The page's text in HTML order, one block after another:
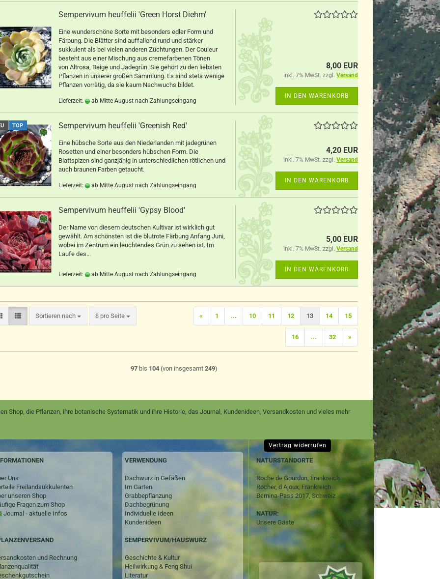
Sempervivum heuffelii 'Green Horst Diehm'
Eine wunderschöne Sorte mit besonders edler Form und
Färbung. Die Blätter sind auffallend rund und stärker
sukkulent als bei vielen anderen Züchtungen. Der Couleur
besteht aus einer Mischung aus cremefarbenen Tönen
von Altrosa, Beige und Jadegrün. Sie gehört zu den liebsten
Pflanzen in unserer großen Sammlung. Es sind stets wenige
Pflanzen vorrätig, da sie kaum Nachwuchs bildet.
Lieferzeit: ab Mitte August nach Zahlungseingang
8,00 EUR
inkl. 7% MwSt. zzgl. Versand
IN DEN WARENKORB
TOP Sempervivum heuffelii 'Greenish Red'
Eine hübsche Sorte aus den Niederlanden mit jadegrünen
Rosetten und einer besonders hübschen Form. Die
Blattspizen sind ganzjähig in unterschiedlichen rötlichen und
auch braunen Farben getaucht.
Lieferzeit: ab Mitte August nach Zahlungseingang
4,20 EUR
inkl. 7% MwSt. zzgl. Versand
IN DEN WARENKORB
Sempervivum heuffelii 'Gypsy Blood'
Der Name von diesem deutschen Kultivar ist wirklich gut
gewählt. Am schönsten ist die blutrote Färbung Anfang Juni,
wobei im Zentrum ein leuchtendes Grün zu sehen ist. Im
Laufe des...
Lieferzeit: ab Mitte August nach Zahlungseingang
5,00 EUR
inkl. 7% MwSt. zzgl. Versand
IN DEN WARENKORB
Sortieren nach
Sortieren nach 8 pro Seite
pro Seite « 1 ... 10 11 12 13 14 15
16 ... 32 »
97bis 104(von insgesamt 249)
Shop, die Pflanzen, ihre botanische Systematik und ihre Historie, das Journal, Kundenideen, Versandkosten und vieles mehr
Uns
Freilandsukkulenten
unseren Shop
Fragen zum Shop
Journal - aktuelle Infos
und Rechnung
VERWENDUNG
Dachwurz in Gefäßen
Im Garten
Grabbepflanzung
Dachbegrünung
Individuelle Ideen
Kundenideen
SEMPERVIVUM/HAUSWURZ
Geschichte & Kultur
Heilwirkung & Feng Shui
Literatur
NATURSTANDORTE
Roche de Gourdon, Frankreich
Rocher, d Ajoux, Frankreich
Bernina-Pass 2017, Schweiz
NATUR:
Unsere Gäste
Vertrag widerrufen